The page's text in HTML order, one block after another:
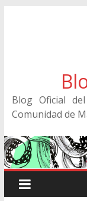
Blog Oficial
Comunidad de